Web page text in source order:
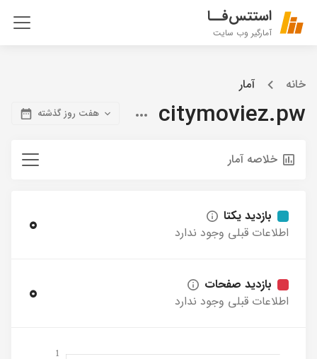
استتس‌فــا
آمارگیر وب سایت
خانه آمار
citymoviez.pw هفت روز گذشته
خلاصه آمار
بازدید یکتا
اطلاعات قبلی وجود ندارد
0
بازدید صفحات
اطلاعات قبلی وجود ندارد
0